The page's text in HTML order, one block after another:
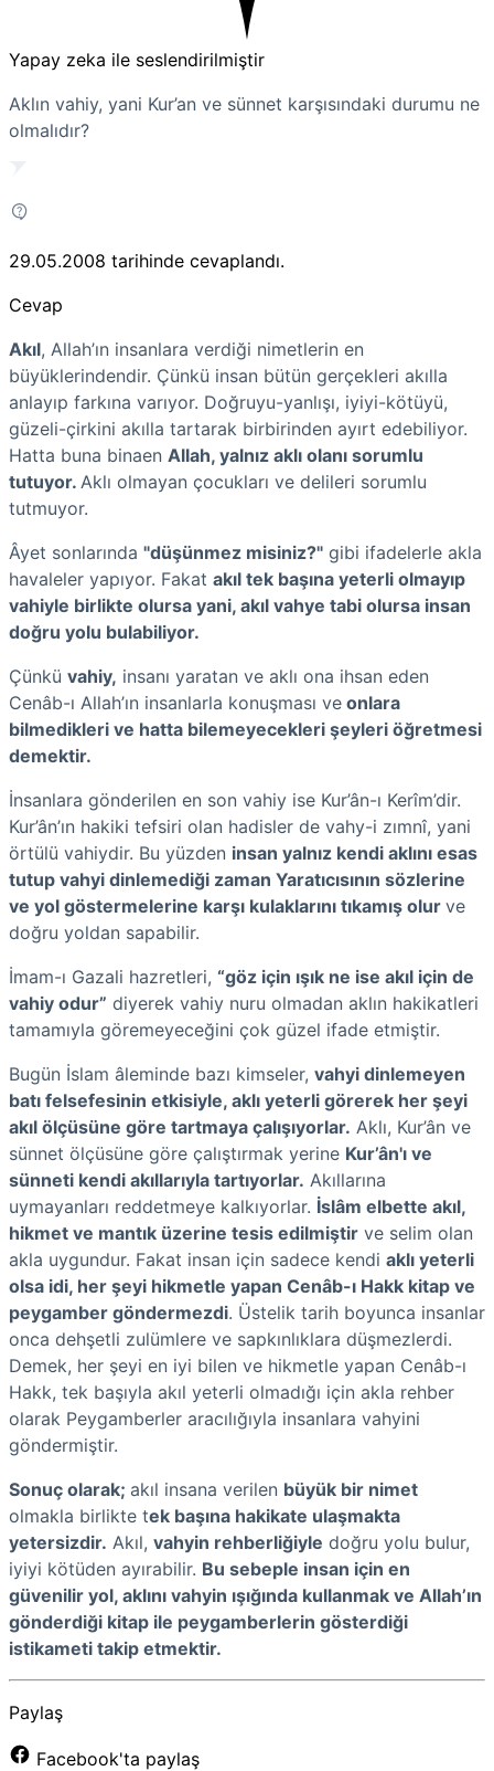
Yapay zeka ile seslendirilmiştir
Aklın vahiy, yani Kur’an ve sünnet karşısındaki durumu ne
olmalıdır?
29.05.2008 tarihinde cevaplandı.
Cevap
Akıl, Allah’ın insanlara verdiği nimetlerin en
büyüklerindendir. Çünkü insan bütün gerçekleri akılla
anlayıp farkına varıyor. Doğruyu-yanlışı, iyiyi-kötüyü,
güzeli-çirkini akılla tartarak birbirinden ayırt edebiliyor.
Hatta buna binaen Allah, yalnız aklı olanı sorumlu
tutuyor. Aklı olmayan çocukları ve delileri sorumlu
tutmuyor.
Âyet sonlarında "düşünmez misiniz?" gibi ifadelerle akla
havaleler yapıyor. Fakat akıl tek başına yeterli olmayıp
vahiyle birlikte olursa yani, akıl vahye tabi olursa insan
doğru yolu bulabiliyor.
Çünkü vahiy, insanı yaratan ve aklı ona ihsan eden
Cenâb-ı Allah’ın insanlarla konuşması ve onlara
bilmedikleri ve hatta bilemeyecekleri şeyleri öğretmesi
demektir.
İnsanlara gönderilen en son vahiy ise Kur’ân-ı Kerîm’dir.
Kur’ân’ın hakiki tefsiri olan hadisler de vahy-i zımnî, yani
örtülü vahiydir. Bu yüzden insan yalnız kendi aklını esas
tutup vahyi dinlemediği zaman Yaratıcısının sözlerine
ve yol göstermelerine karşı kulaklarını tıkamış olur ve
doğru yoldan sapabilir.
İmam-ı Gazali hazretleri, “göz için ışık ne ise akıl için de
vahiy odur” diyerek vahiy nuru olmadan aklın hakikatleri
tamamıyla göremeyeceğini çok güzel ifade etmiştir.
Bugün İslam âleminde bazı kimseler, vahyi dinlemeyen
batı felsefesinin etkisiyle, aklı yeterli görerek her şeyi
akıl ölçüsüne göre tartmaya çalışıyorlar. Aklı, Kur’ân ve
sünnet ölçüsüne göre çalıştırmak yerine Kur’ân'ı ve
sünneti kendi akıllarıyla tartıyorlar. Akıllarına
uymayanları reddetmeye kalkıyorlar. İslâm elbette akıl,
hikmet ve mantık üzerine tesis edilmiştir ve selim olan
akla uygundur. Fakat insan için sadece kendi aklı yeterli
olsa idi, her şeyi hikmetle yapan Cenâb-ı Hakk kitap ve
peygamber göndermezdi. Üstelik tarih boyunca insanlar
onca dehşetli zulümlere ve sapkınlıklara düşmezlerdi.
Demek, her şeyi en iyi bilen ve hikmetle yapan Cenâb-ı
Hakk, tek başıyla akıl yeterli olmadığı için akla rehber
olarak Peygamberler aracılığıyla insanlara vahyini
göndermiştir.
Sonuç olarak; akıl insana verilen büyük bir nimet
olmakla birlikte tek başına hakikate ulaşmakta
yetersizdir. Akıl, vahyin rehberliğiyle doğru yolu bulur,
iyiyi kötüden ayırabilir. Bu sebeple insan için en
güvenilir yol, aklını vahyin ışığında kullanmak ve Allah’ın
gönderdiği kitap ile peygamberlerin gösterdiği
istikameti takip etmektir.
Paylaş
Facebook'ta paylaş